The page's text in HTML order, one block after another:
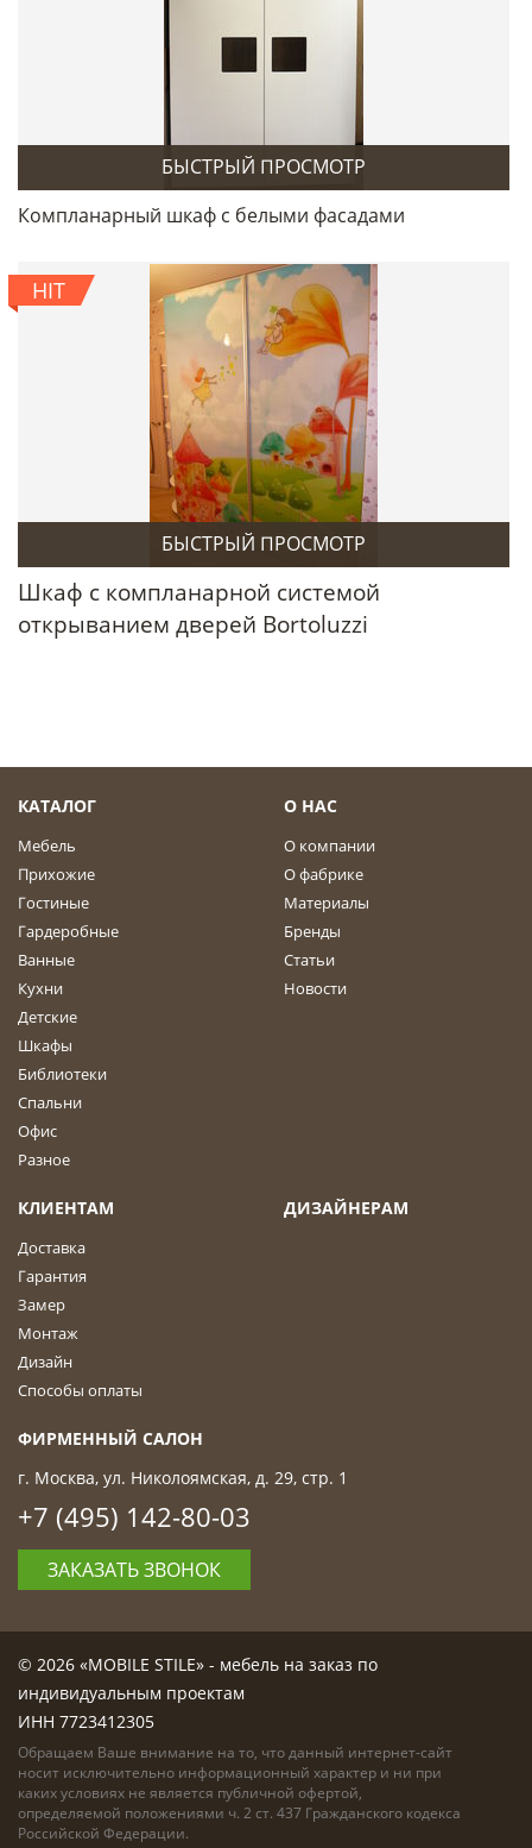
БЫСТРЫЙ ПРОСМОТР
Компланарный шкаф с белыми фасадами
БЫСТРЫЙ ПРОСМОТР
Шкаф с компланарной системой
открыванием дверей Bortoluzzi
HIT
КАТАЛОГ
Мебель
Прихожие
Гостиные
Гардеробные
Ванные
Кухни
Детские
Шкафы
Библиотеки
Спальни
Офис
Разное
О НАС
О компании
О фабрике
Материалы
Бренды
Статьи
Новости
КЛИЕНТАМ
Доставка
Гарантия
Замер
Монтаж
Дизайн
Способы оплаты
ДИЗАЙНЕРАМ
ФИРМЕННЫЙ САЛОН
г. Москва, ул. Николоямская, д. 29, стр. 1
+7 (495) 142-80-03
ЗАКАЗАТЬ ЗВОНОК
© 2026 «MOBILE STILE» - мебель на заказ по
индивидуальным проектам
ИНН 7723412305
Обращаем Ваше внимание на то, что данный интернет-сайт
носит исключительно информационный характер и ни при
каких условиях не является публичной офертой,
определяемой положениями ч. 2 ст. 437 Гражданского кодекса
Российской Федерации.